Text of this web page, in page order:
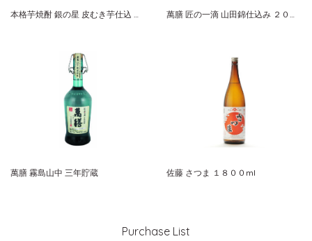
本格芋焼酎 銀の星 皮むき芋仕込 限定品 萬膳 匠の一滴 山田錦仕込み ２００６
萬膳 霧島山中 三年貯蔵 佐藤 さつま １８００ml
Purchase List